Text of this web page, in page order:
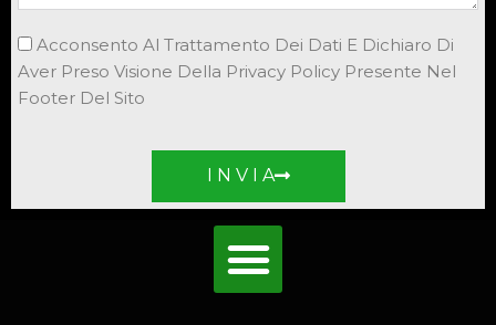
Acconsento Al Trattamento Dei Dati E Dichiaro Di
Aver Preso Visione Della Privacy Policy Presente Nel
Footer Del Sito
I N V I A